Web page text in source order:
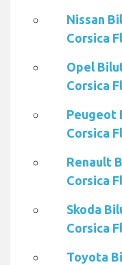
Nissan
Corsica
Opel
Corsica
Peugeot
Corsica
Renault
Corsica
Skoda
Corsica
Toyota